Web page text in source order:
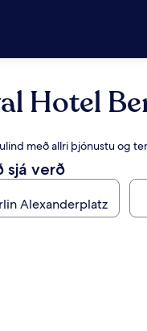
Hotel
með allri þjónustu og
sjá verð